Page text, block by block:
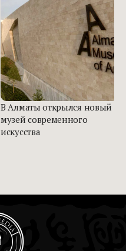
В Алматы открылся новый
музей современного
искусства